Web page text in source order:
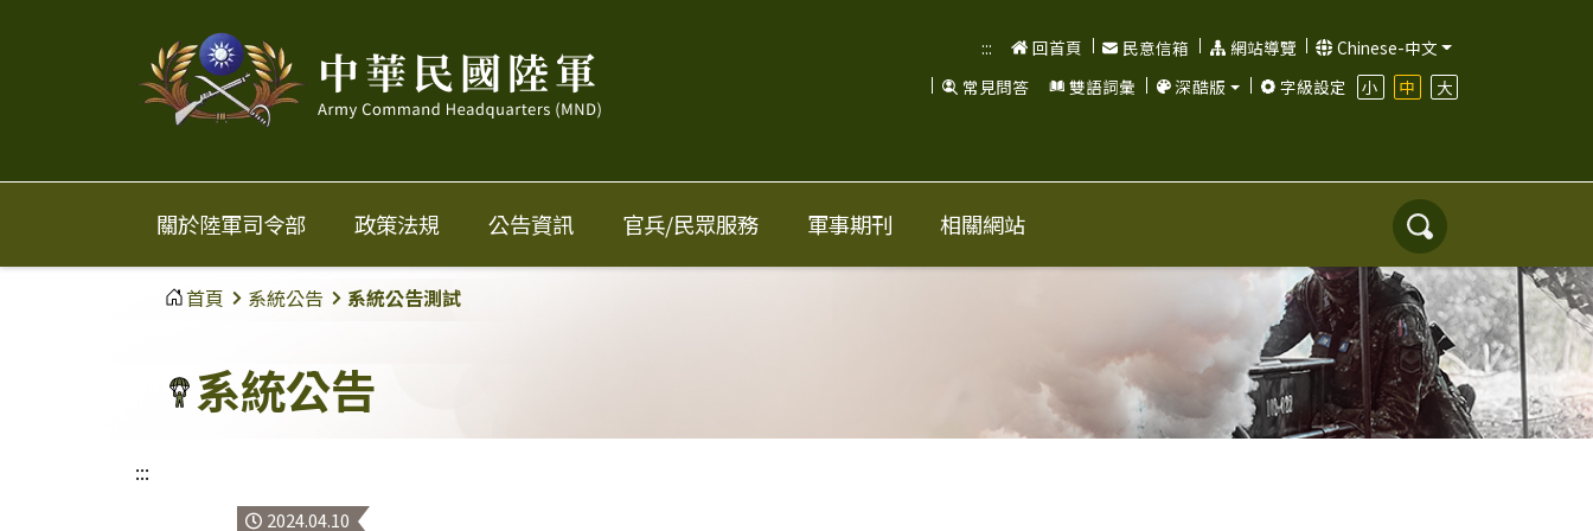
中
華
國
陸
::: 回首頁 民意信箱 網站導覽
Chinese-中文
常見問答
雙語詞彙 深酷版 字級設定 小 中 大
關於陸軍司令部 政策法規 公告資訊 官兵/民眾服務 軍事期刊 相關網站
搜
尋
首頁 系統公告 系統公告測試
系統公告
:::
2024.04.10